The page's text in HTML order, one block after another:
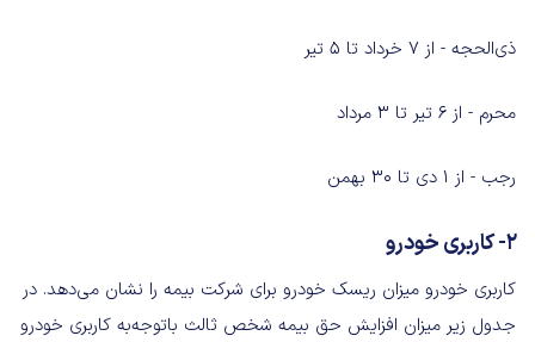
ذی‌الحجه - از ۷ خرداد تا ۵ تیر
محرم - از ۶ تیر تا ۳ مرداد
رجب - از ۱ دی تا ۳۰ بهمن
۲- کاربری خودرو
کاربری خودرو میزان ریسک خودرو برای شرکت بیمه را نشان می‌دهد. در
جدول زیر میزان افزایش حق بیمه شخص ثالث باتوجه‌به کاربری خودرو